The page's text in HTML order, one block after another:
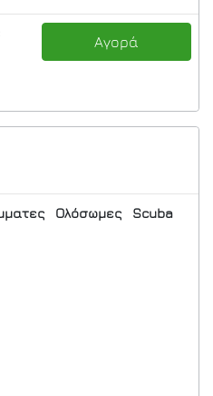
Αγορά
Ολόσωμες
Scuba